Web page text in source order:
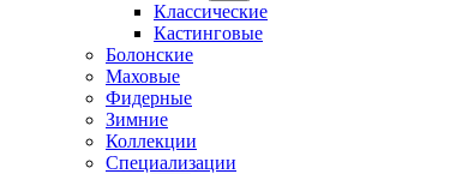
Классические
Кастинговые
Болонские
Маховые
Фидерные
Зимние
Коллекции
Специализации